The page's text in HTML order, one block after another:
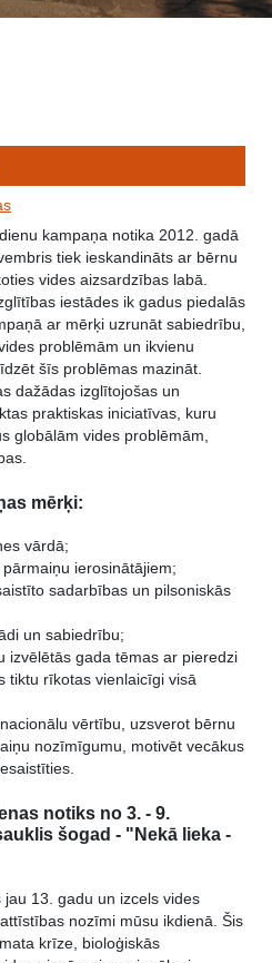
kampaņa notika 2012. gadā
tiek ieskandināts ar bērnu
vides aizsardzības labā.
iestādes ik gadus piedalās
ar mērķi uzrunāt sabiedrību,
problēmām un ikvienu
šīs problēmas mazināt.
dažādas izglītojošas un
praktiskas iniciatīvas, kuru
globālām vides problēmām,
mērķi:
vārdā;
ierosinātājiem;
sadarbības un pilsoniskās
un sabiedrību;
izvēlētās gada tēmas ar pieredzi
tiktu rīkotas vienlaicīgi visā
vērtību, uzsverot bērnu
nozīmīgumu, motivēt vecākus
notiks no 3. - 9.
šogad - "Nekā lieka -
13. gadu un izcels vides
nozīmi mūsu ikdienā. Šis
krīze, bioloģiskās